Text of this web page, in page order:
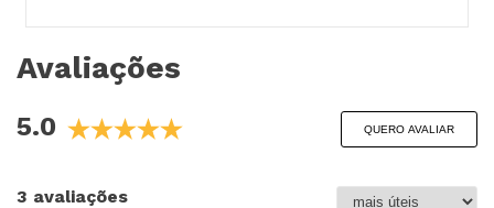
Avaliações
5.0 QUERO AVALIAR
3 avaliações